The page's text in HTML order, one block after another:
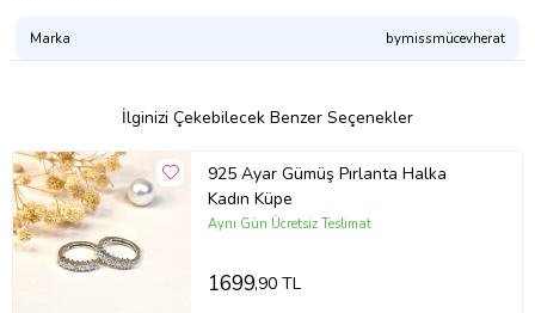
sizleri gülümsetecek hediyelerle birlikte özenle hazırladığımız
kcm37675063
Marka bymissmücevherat
İlginizi Çekebilecek Benzer Seçenekler
925 Ayar Gümüş Pırlanta Halka
Kadın Küpe
Aynı Gün Ücretsiz Teslimat
1699,90 TL